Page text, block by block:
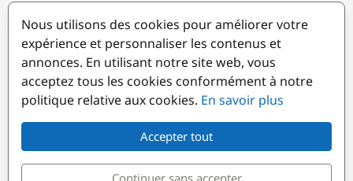
Destinations populaires
Nous utilisons des cookies pour améliorer votre
expérience et personnaliser les contenus et
annonces. En utilisant notre site web, vous
acceptez tous les cookies conformément à notre
politique relative aux cookies. En savoir plus
Accepter tout
Continuer sans accepter